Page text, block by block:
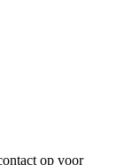
op voor